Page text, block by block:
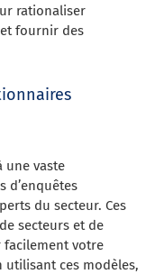
rationaliser
et fournir des
une vaste
d’enquêtes
du secteur. Ces
secteurs et de
facilement votre
utilisant ces modèles,